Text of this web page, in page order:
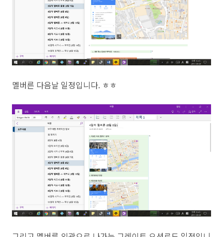
멜버른 다음날 일정입니다. ㅎㅎ